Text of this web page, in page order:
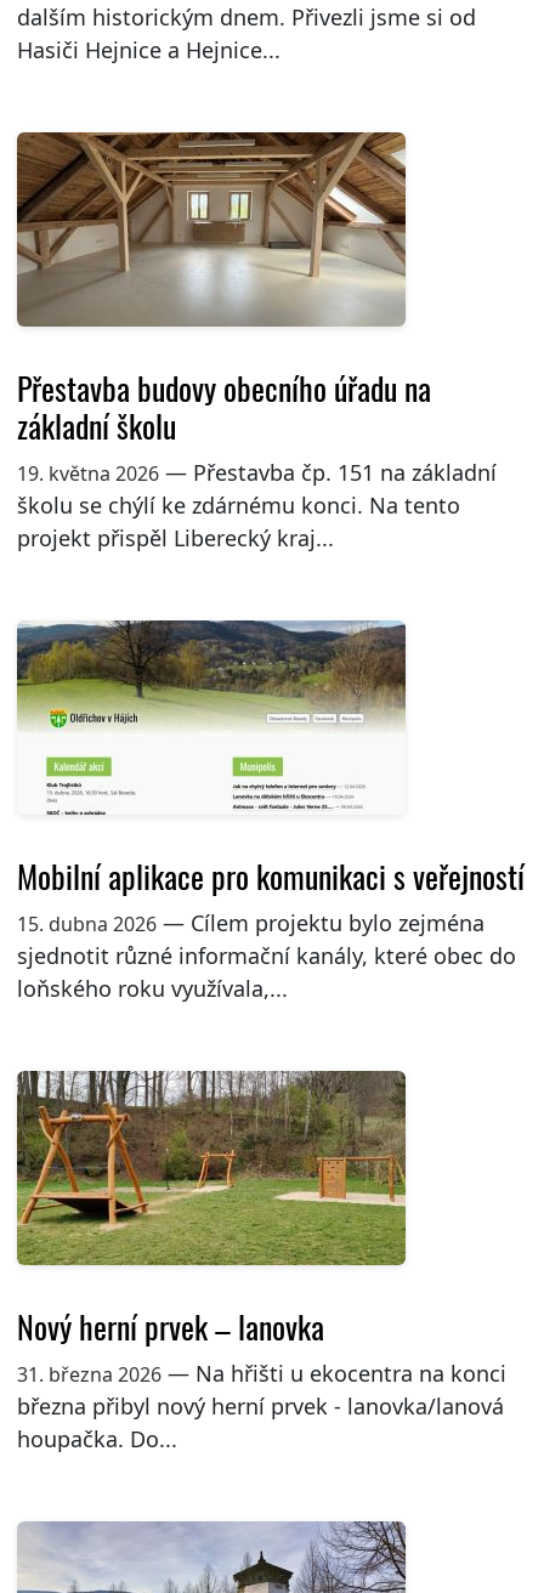
dalším historickým dnem. Přivezli jsme si od
Hasiči Hejnice a Hejnice...
Přestavba budovy obecního úřadu na
základní školu
19. května 2026— Přestavba čp. 151 na základní
školu se chýlí ke zdárnému konci. Na tento
projekt přispěl Liberecký kraj...
Mobilní aplikace pro komunikaci s veřejností
15. dubna 2026— Cílem projektu bylo zejména
sjednotit různé informační kanály, které obec do
loňského roku využívala,...
Nový herní prvek – lanovka
31. března 2026— Na hřišti u ekocentra na konci
března přibyl nový herní prvek - lanovka/lanová
houpačka. Do...